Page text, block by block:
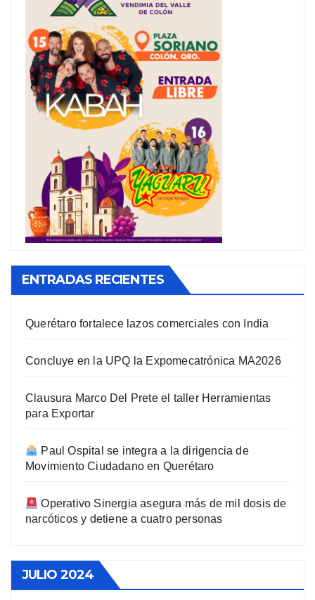
ENTRADAS RECIENTES
Querétaro fortalece lazos comerciales con India
Concluye en la UPQ la Expomecatrónica MA2026
Clausura Marco Del Prete el taller Herramientas
para Exportar
Paul Ospital se integra a la dirigencia de
Movimiento Ciudadano en Querétaro
Operativo Sinergia asegura más de mil dosis de
narcóticos y detiene a cuatro personas
JULIO 2024